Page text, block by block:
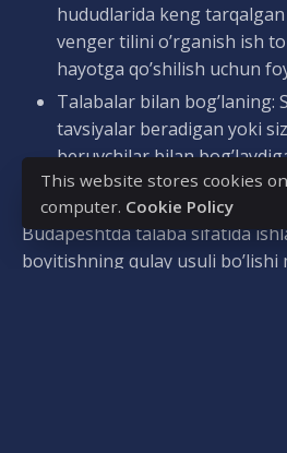
hududlarida keng tarqalgan
venger tilini o’rganish ish
hayotga qo’shilish uchun
Talabalar bilan bog’laning:
tavsiyalar beradigan yoki
beruvchilar bilan
talabalar bilan suxbatlashib
Budapeshtda talaba sifatida
boyitishning qulay usuli bo’lishi
This website stores cookies
computer. Cookie Policy